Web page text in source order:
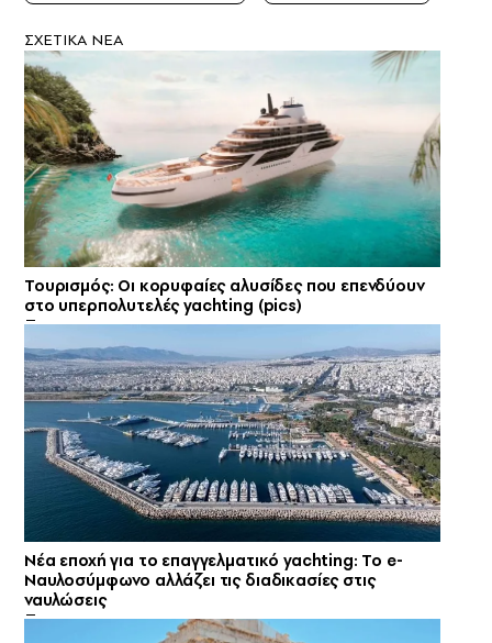
ΣXETIKA NEA
Τουρισμός: Οι κορυφαίες αλυσίδες που επενδύουν
στο υπερπολυτελές yachting (pics)
Νέα εποχή για το επαγγελματικό yachting: Το e-
Ναυλοσύμφωνο αλλάζει τις διαδικασίες στις
ναυλώσεις